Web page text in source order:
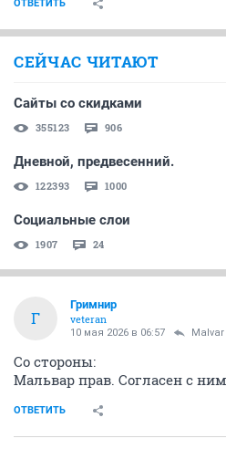
ОТВЕТИТЬ
СЕЙЧАС ЧИТАЮТ
Сайты со скидками
355123 906
Дневной, предвесенний.
122393 1000
Социальные слои
1907 24
Г
Гримнир
veteran
10 мая 2026 в 06:57 Malvar
Со стороны:
Мальвар прав. Согласен с ним
ОТВЕТИТЬ